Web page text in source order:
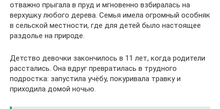
отважно прыгала в пруд и мгновенно взбиралась на
верхушку любого дерева. Семья имела огромный особняк
в сельской местности, где для детей было настоящее
раздолье на природе.
Детство девочки закончилось в 11 лет, когда родители
расстались. Она вдруг превратилась в трудного
подростка: запустила учёбу, покуривала травку и
приходила домой ночью.